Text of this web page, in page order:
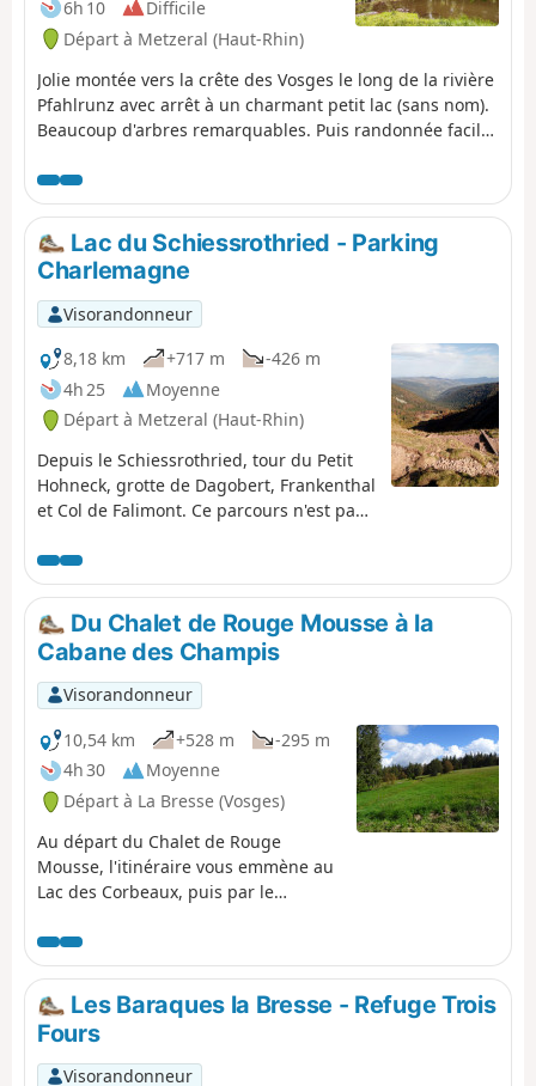
6h 10
Difficile
Départ à Metzeral (Haut-Rhin)
Jolie montée vers la crête des Vosges le long de la rivière
Pfahlrunz avec arrêt à un charmant petit lac (sans nom).
Beaucoup d'arbres remarquables. Puis randonnée facile
les fermes auberges de Salzbach et de Uff Rain avec des
panoramas sur les sommets vosgiens.
Lac du Schiessrothried - Parking
Charlemagne
Visorandonneur
8,18 km
+717 m
-426 m
4h 25
Moyenne
Départ à Metzeral (Haut-Rhin)
Depuis le Schiessrothried, tour du Petit
Hohneck, grotte de Dagobert, Frankenthal
et Col de Falimont. Ce parcours n'est pas
entre (3), (4), (5) et (6) du 1er Novembre
au 30 Avril 2022 (Arrêté préfectoral du 18
Mai 2022).
Du Chalet de Rouge Mousse à la
Cabane des Champis
Visorandonneur
10,54 km
+528 m
-295 m
4h 30
Moyenne
Départ à La Bresse (Vosges)
Au départ du Chalet de Rouge
Mousse, l'itinéraire vous emmène au
Lac des Corbeaux, puis par le
vue), et au Mont Moyenmont (alt
969 m) pour rejoindre la Chaume des
Champis et sa cabane.
Les Baraques la Bresse - Refuge Trois
Fours
Visorandonneur